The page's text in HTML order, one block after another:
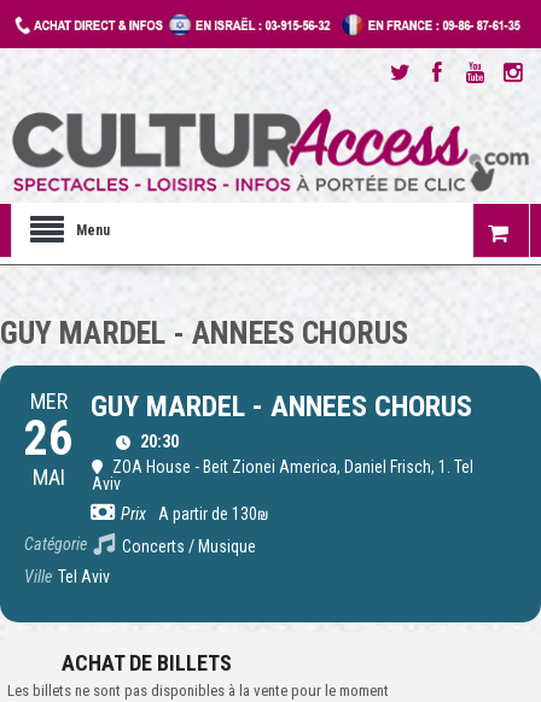
Menu
GUY MARDEL - ANNEES CHORUS
MER
26
MAI
GUY MARDEL - ANNEES CHORUS
20:30
ZOA House - Beit Zionei America, Daniel Frisch, 1. Tel
Aviv
Prix
A partir de 130₪
Catégorie
Concerts / Musique
Ville Tel Aviv
ACHAT DE BILLETS
Les billets ne sont pas disponibles à la vente pour le moment